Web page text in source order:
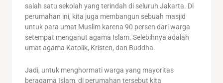
salah satu sekolah yang terindah di seluruh Jakarta. Di
perumahan ini, kita juga membangun sebuah masjid
untuk para umat Muslim karena 90 persen dari warga
setempat menganut agama Islam. Selebihnya adalah
umat agama Katolik, Kristen, dan Buddha.
Jadi, untuk menghormati warga yang mayoritas
beragama Islam, di perumahan tersebut kita